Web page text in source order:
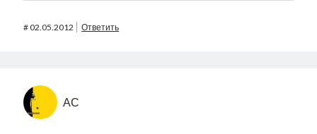
#02.05.2012 Ответить
АС